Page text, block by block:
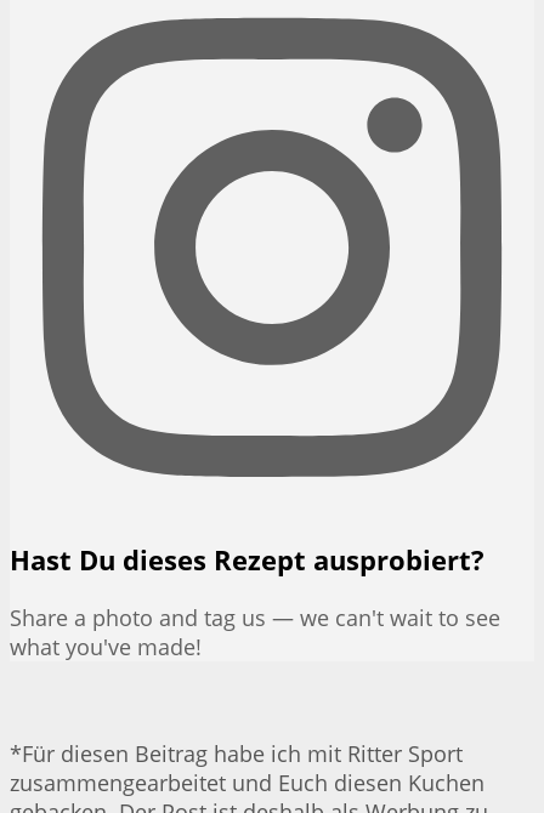
Hast Du dieses Rezept ausprobiert?
Share a photo and tag us — we can't wait to see
what you've made!
*Für diesen Beitrag habe ich mit Ritter Sport
zusammengearbeitet und Euch diesen Kuchen